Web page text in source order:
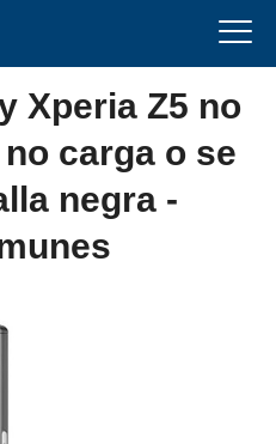
Xperia Z5 no
carga o se
negra -